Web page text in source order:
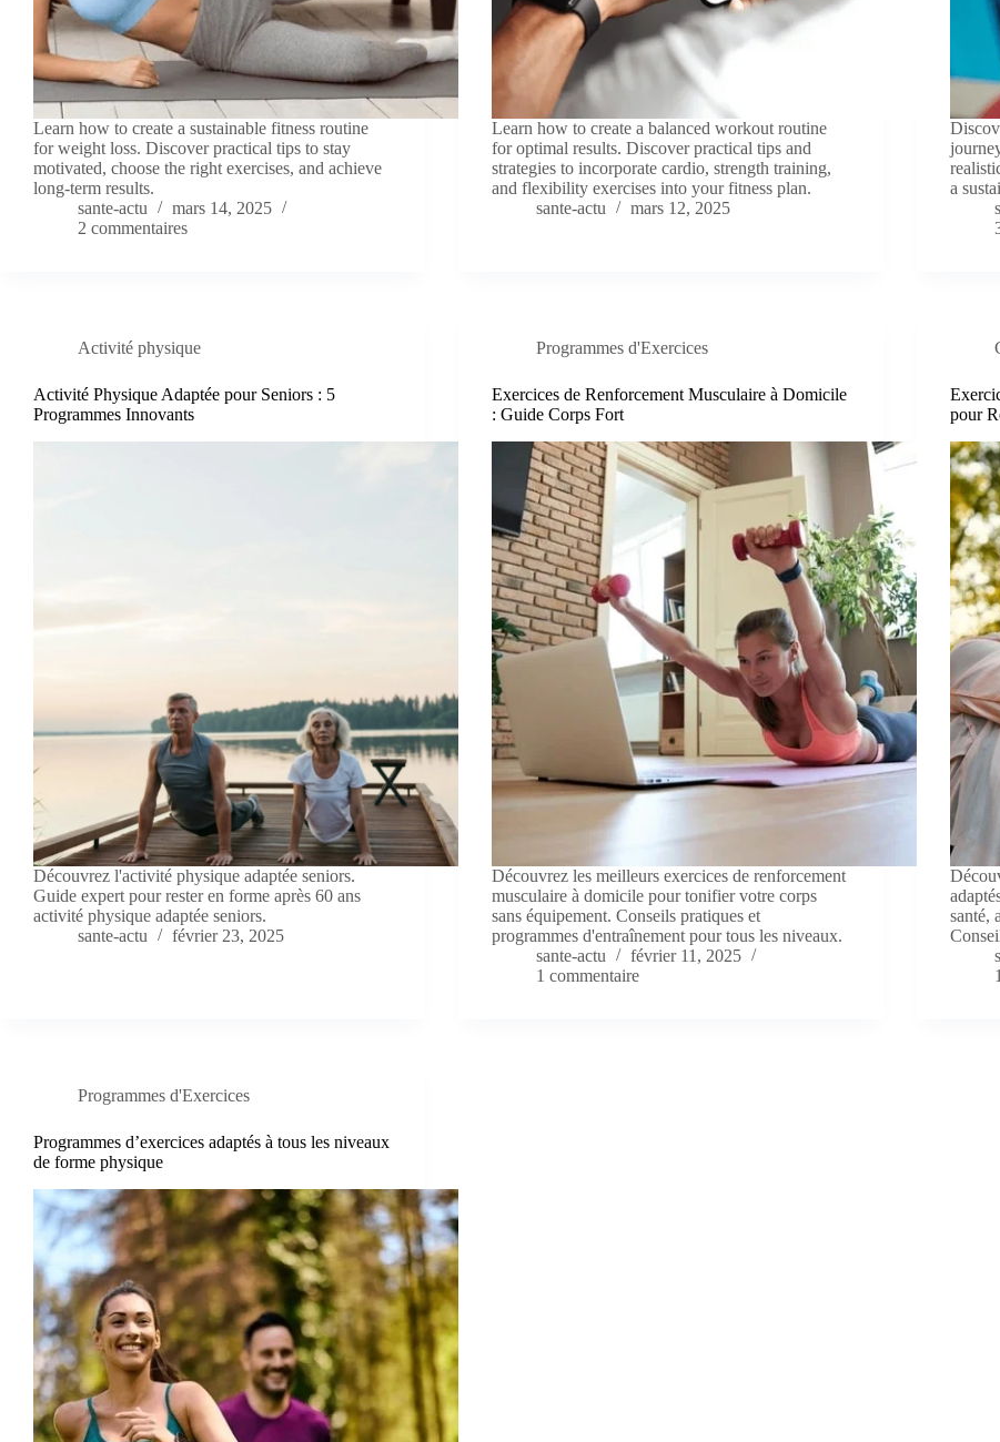
Learn how to create a sustainable fitness routine
for weight loss. Discover practical tips to stay
motivated, choose the right exercises, and achieve
long-term results.
sante-actu
mars 14, 2025
2 commentaires
Learn how to create a balanced workout routine
for optimal results. Discover practical tips and
strategies to incorporate cardio, strength training,
and flexibility exercises into your fitness plan.
sante-actu
mars 12, 2025
a
Activité physique
Activité Physique Adaptée pour Seniors : 5
Programmes Innovants
Découvrez l'activité physique adaptée seniors.
Guide expert pour rester en forme après 60 ans
activité physique adaptée seniors.
sante-actu
février 23, 2025
Programmes d'Exercices
Exercices de Renforcement Musculaire à Domicile
: Guide Corps Fort
Découvrez les meilleurs exercices de renforcement
musculaire à domicile pour tonifier votre corps
sans équipement. Conseils pratiques et
programmes d'entraînement pour tous les niveaux.
sante-actu
février 11, 2025
1 commentaire
pour
santé,
Programmes d'Exercices
Programmes d’exercices adaptés à tous les niveaux
de forme physique